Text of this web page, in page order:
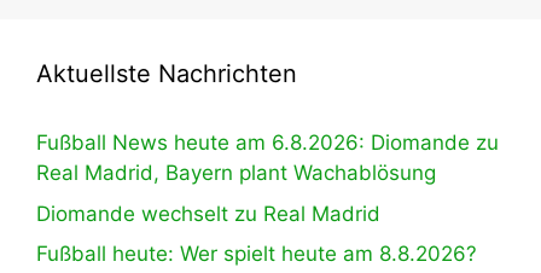
Aktuellste Nachrichten
Fußball News heute am 6.8.2026: Diomande zu
Real Madrid, Bayern plant Wachablösung
Diomande wechselt zu Real Madrid
Fußball heute: Wer spielt heute am 8.8.2026?